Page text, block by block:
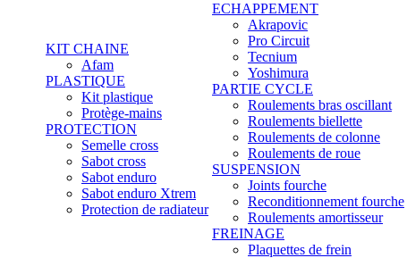
KIT CHAINE
Afam
PLASTIQUE
Kit plastique
Protège-mains
PROTECTION
Semelle cross
Sabot cross
Sabot enduro
Sabot enduro Xtrem
Protection de radiateur
ECHAPPEMENT
Akrapovic
Pro Circuit
Tecnium
Yoshimura
PARTIE CYCLE
Roulements bras oscillant
Roulements biellette
Roulements de colonne
Roulements de roue
SUSPENSION
Joints fourche
Reconditionnement fourche
Roulements amortisseur
FREINAGE
Plaquettes de frein